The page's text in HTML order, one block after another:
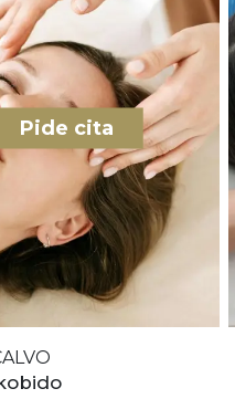
Pide cita